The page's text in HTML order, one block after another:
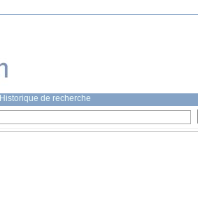
Historique de recherche